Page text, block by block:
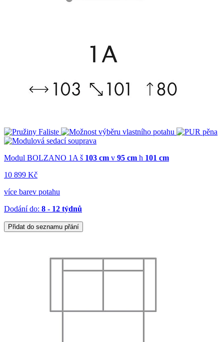
Modul BOLZANO 1A š 103 cm v 95 cm h 101 cm
10 899 Kč
více barev potahu
Dodání do: 8 - 12 týdnů
Přidat do seznamu přání